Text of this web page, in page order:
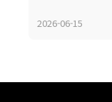
2026-06-15